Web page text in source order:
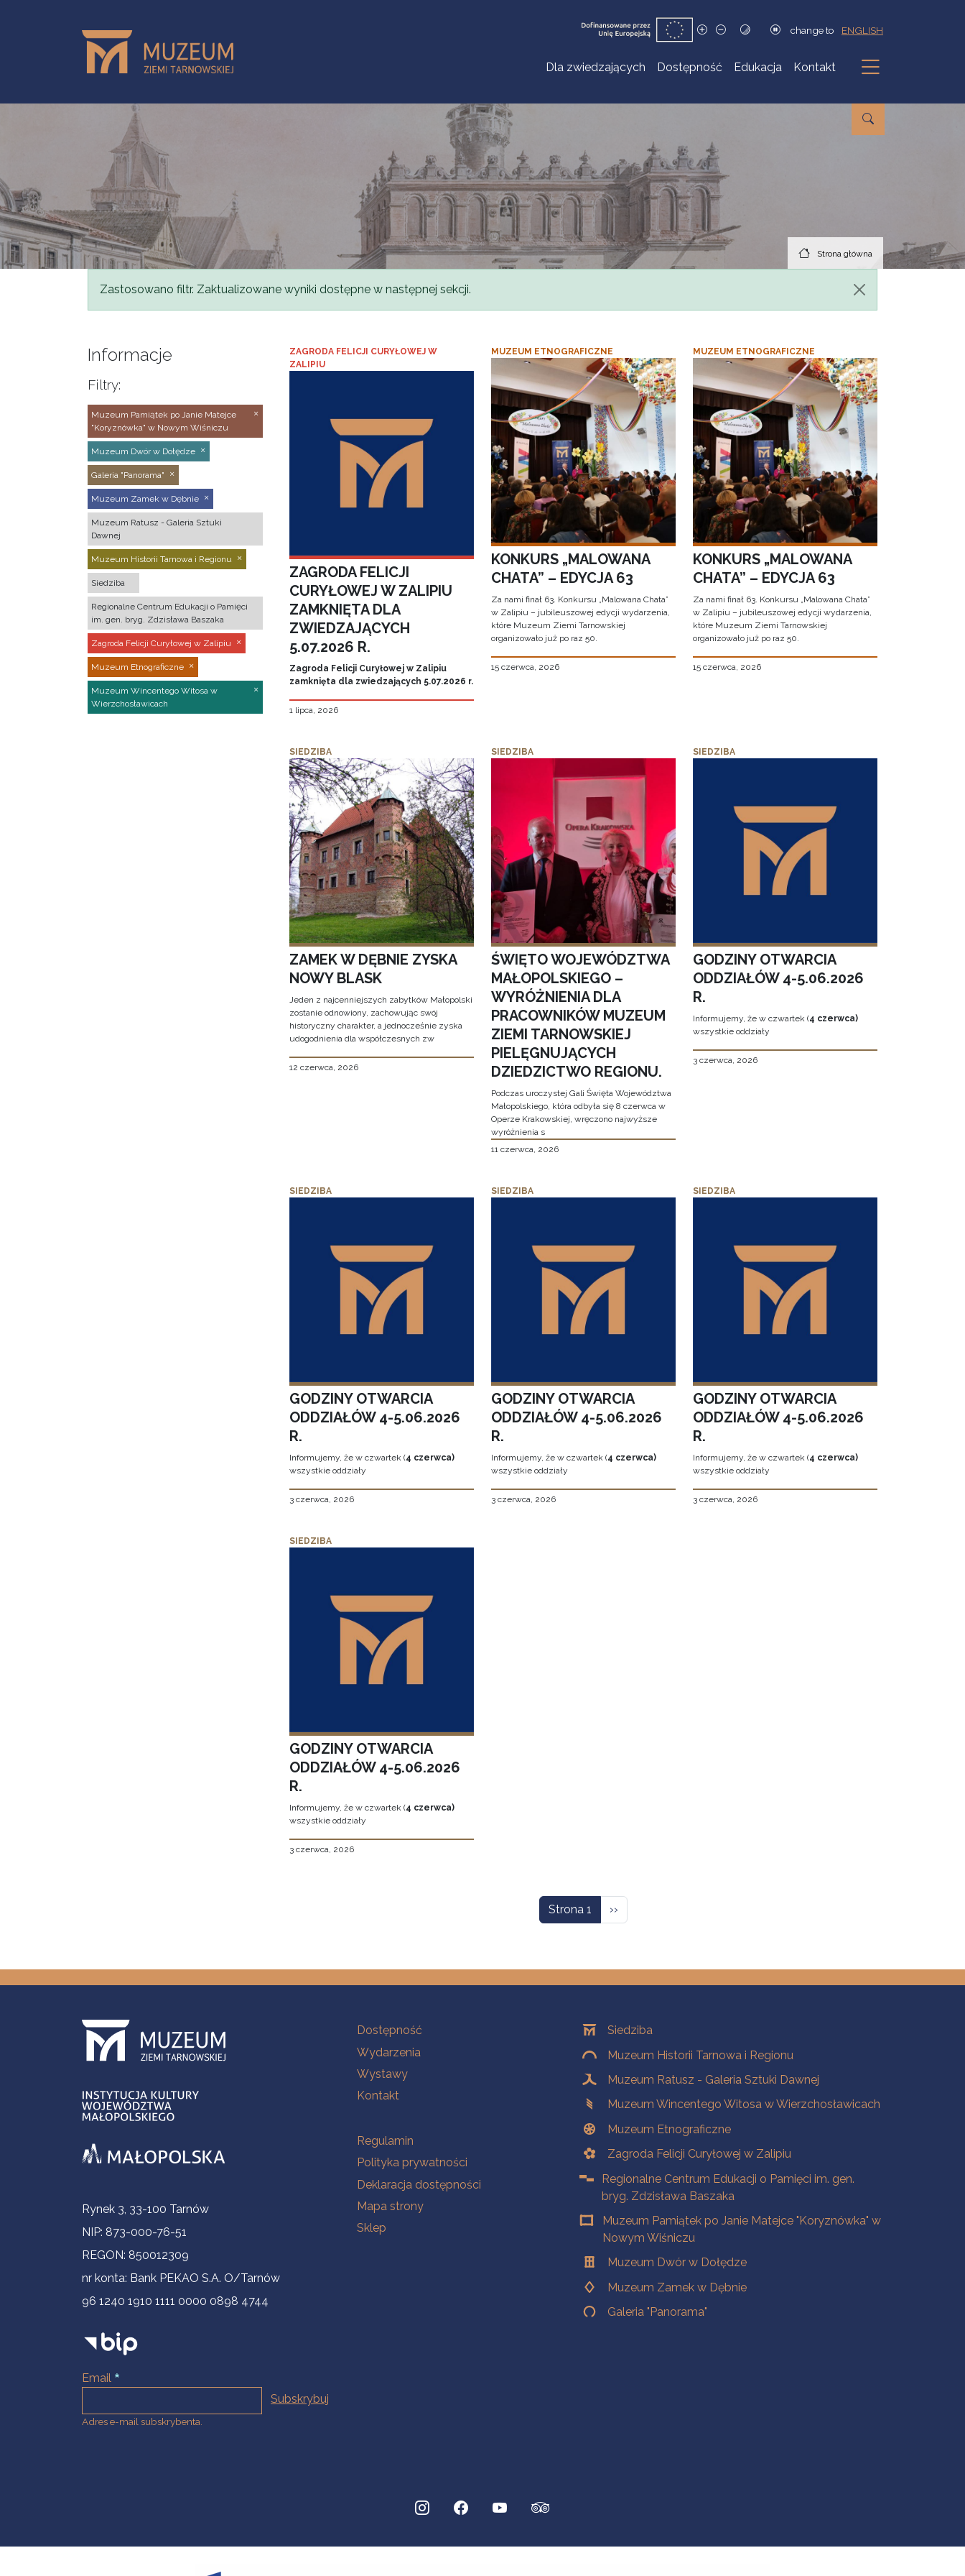
change to ENGLISH
Dla zwiedzających Dostępność Edukacja Kontakt
Podmenu
Strona główna
Komunikat
Zastosowano filtr. Zaktualizowane wyniki dostępne w następnej sekcji.
Informacje
Filtry:
Muzeum Pamiątek po Janie Matejce
"Koryznówka" w Nowym Wiśniczu
Muzeum Dwór w Dołędze
Galeria "Panorama"
Muzeum Zamek w Dębnie
Muzeum Ratusz - Galeria Sztuki
Dawnej
Muzeum Historii Tarnowa i Regionu
Siedziba
Regionalne Centrum Edukacji o Pamięci
im. gen. bryg. Zdzisława Baszaka
Zagroda Felicji Curyłowej w Zalipiu
Muzeum Etnograficzne
Muzeum Wincentego Witosa w
Wierzchosławicach
ZAGRODA FELICJI CURYŁOWEJ W
ZALIPIU
ZAGRODA FELICJI
CURYŁOWEJ W ZALIPIU
ZAMKNIĘTA DLA
ZWIEDZAJĄCYCH
5.07.2026 R.
Zagroda Felicji Curyłowej w Zalipiu
zamknięta dla zwiedzających 5.07.2026 r.
1 lipca, 2026
MUZEUM ETNOGRAFICZNE
KONKURS „MALOWANA
CHATA” – EDYCJA 63
Za nami finał 63. Konkursu „Malowana Chata”
w Zalipiu – jubileuszowej edycji wydarzenia,
które Muzeum Ziemi Tarnowskiej
organizowało już po raz 50.
15 czerwca, 2026
MUZEUM ETNOGRAFICZNE
KONKURS „MALOWANA
CHATA” – EDYCJA 63
Za nami finał 63. Konkursu „Malowana Chata”
w Zalipiu – jubileuszowej edycji wydarzenia,
które Muzeum Ziemi Tarnowskiej
organizowało już po raz 50.
15 czerwca, 2026
SIEDZIBA
ZAMEK W DĘBNIE ZYSKA
NOWY BLASK
Jeden z najcenniejszych zabytków Małopolski
zostanie odnowiony, zachowując swój
historyczny charakter, a jednocześnie zyska
udogodnienia dla współczesnych zw
12 czerwca, 2026
SIEDZIBA
ŚWIĘTO WOJEWÓDZTWA
MAŁOPOLSKIEGO –
WYRÓŻNIENIA DLA
PRACOWNIKÓW MUZEUM
ZIEMI TARNOWSKIEJ
PIELĘGNUJĄCYCH
DZIEDZICTWO REGIONU.
Podczas uroczystej Gali Święta Województwa
Małopolskiego, która odbyła się 8 czerwca w
Operze Krakowskiej, wręczono najwyższe
wyróżnienia s
11 czerwca, 2026
SIEDZIBA
GODZINY OTWARCIA
ODDZIAŁÓW 4-5.06.2026
R.
Informujemy, że w czwartek (4 czerwca)
wszystkie oddziały
3 czerwca, 2026
SIEDZIBA
GODZINY OTWARCIA
ODDZIAŁÓW 4-5.06.2026
R.
Informujemy, że w czwartek (4 czerwca)
wszystkie oddziały
3 czerwca, 2026
SIEDZIBA
GODZINY OTWARCIA
ODDZIAŁÓW 4-5.06.2026
R.
Informujemy, że w czwartek (4 czerwca)
wszystkie oddziały
3 czerwca, 2026
SIEDZIBA
GODZINY OTWARCIA
ODDZIAŁÓW 4-5.06.2026
R.
Informujemy, że w czwartek (4 czerwca)
wszystkie oddziały
3 czerwca, 2026
SIEDZIBA
GODZINY OTWARCIA
ODDZIAŁÓW 4-5.06.2026
R.
Informujemy, że w czwartek (4 czerwca)
wszystkie oddziały
3 czerwca, 2026
Strona 1 Następna strona
››
Informacje kontaktowe
Rynek 3, 33-100 Tarnów
NIP: 873-000-76-51
REGON: 850012309
nr konta: Bank PEKAO S.A. O/Tarnów
96 1240 1910 1111 0000 0898 4744
Email
Adres e-mail subskrybenta.
Na skróty
Dostępność
Wydarzenia
Wystawy
Kontakt
Na skróty
Regulamin
Polityka prywatności
Deklaracja dostępności
Mapa strony
Sklep
OddziałySiedziba
Muzeum Historii Tarnowa i Regionu
Muzeum Ratusz - Galeria Sztuki Dawnej
Muzeum Wincentego Witosa w Wierzchosławicach
Muzeum Etnograficzne
Zagroda Felicji Curyłowej w Zalipiu
Regionalne Centrum Edukacji o Pamięci im. gen.
bryg. Zdzisława Baszaka
Muzeum Pamiątek po Janie Matejce "Koryznówka" w
Nowym Wiśniczu
Muzeum Dwór w Dołędze
Muzeum Zamek w Dębnie
Galeria "Panorama"